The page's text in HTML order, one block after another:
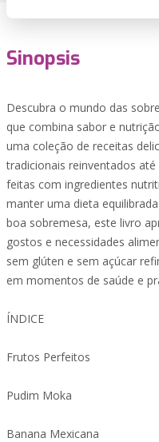
Sinopsis
Descubra o mundo das
que combina sabor e
uma coleção de receitas
tradicionais reinventados
feitas com ingredientes
manter uma dieta
boa sobremesa, este livro
gostos e necessidades
sem glúten e sem açúcar
em momentos de saúde e
ÍNDICE
Frutos Perfeitos
Pudim Moka
Banana Mexicana